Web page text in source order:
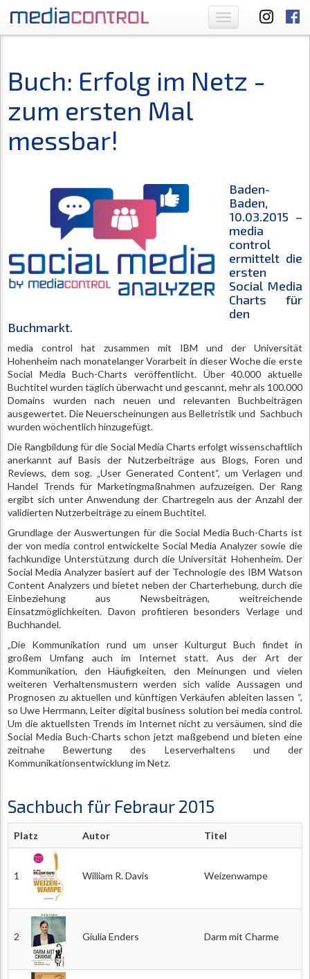
Toggle
navigation
Buch: Erfolg im Netz -
zum ersten Mal
messbar!
Baden-
Baden,
10.03.2015 –
media
control
ermittelt die
ersten
Social Media
Charts für
den
Buchmarkt.
media control hat zusammen mit IBM und der Universität
Hohenheim nach monatelanger Vorarbeit in dieser Woche die erste
Social Media Buch-Charts veröffentlicht. Über 40.000 aktuelle
Buchtitel wurden täglich überwacht und gescannt, mehr als 100.000
Domains wurden nach neuen und relevanten Buchbeiträgen
ausgewertet. Die Neuerscheinungen aus Belletristik und Sachbuch
wurden wöchentlich hinzugefügt.
Die Rangbildung für die Social Media Charts erfolgt wissenschaftlich
anerkannt auf Basis der Nutzerbeiträge aus Blogs, Foren und
Reviews, dem sog. „User Generated Content“, um Verlagen und
Handel Trends für Marketingmaßnahmen aufzuzeigen. Der Rang
ergibt sich unter Anwendung der Chartregeln aus der Anzahl der
validierten Nutzerbeiträge zu einem Buchtitel.
Grundlage der Auswertungen für die Social Media Buch-Charts ist
der von media control entwickelte Social Media Analyzer sowie die
fachkundige Unterstützung durch die Universität Hohenheim. Der
Social Media Analyzer basiert auf der Technologie des IBM Watson
Content Analyzers und bietet neben der Charterhebung, durch die
Einbeziehung aus Newsbeiträgen, weitreichende
Einsatzmöglichkeiten. Davon profitieren besonders Verlage und
Buchhandel.
„Die Kommunikation rund um unser Kulturgut Buch findet in
großem Umfang auch im Internet statt. Aus der Art der
Kommunikation, den Häufigkeiten, den Meinungen und vielen
weiteren Verhaltensmustern werden sich valide Aussagen und
Prognosen zu aktuellen und künftigen Verkäufen ableiten lassen “,
so Uwe Herrmann, Leiter digital business solution bei media control.
Um die aktuellsten Trends im Internet nicht zu versäumen, sind die
Social Media Buch-Charts schon jetzt maßgebend und bieten eine
zeitnahe Bewertung des Leserverhaltens und der
Kommunikationsentwicklung im Netz.
Sachbuch für Febraur 2015
Platz Autor Titel
1 William R. Davis Weizenwampe
2 Giulia Enders Darm mit Charme